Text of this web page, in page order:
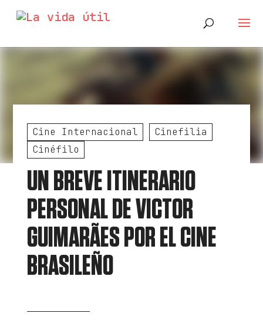
Cine Internacional
Cinefilia
Cinéfilo
UN BREVE ITINERARIO
PERSONAL DE VICTOR
GUIMARÃES POR EL CINE
BRASILEÑO